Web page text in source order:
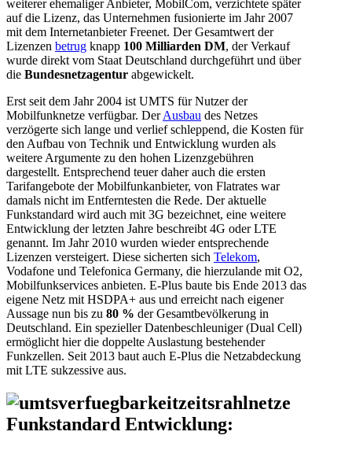
weiterer ehemaliger Anbieter, MobilCom, verzichtete später
auf die Lizenz, das Unternehmen fusionierte im Jahr 2007
mit dem InternetanbieterFreenet. Der Gesamtwert der
Lizenzen betrug knapp 100 Milliarden DM, der Verkauf
wurde direkt vom Staat Deutschland durchgeführt und über
die Bundesnetzagentur abgewickelt.
Erst seit dem Jahr 2004 ist UMTS für Nutzer der
Mobilfunknetze verfügbar. DerAusbau des Netzes
verzögerte sich lange und verlief schleppend, die Kosten für
den Aufbau von Technik und Entwicklung wurden als
weitere Argumente zu den hohen Lizenzgebühren
dargestellt. Entsprechend teuer daher auch die ersten
Tarifangebote der Mobilfunkanbieter, von Flatrates war
damals nicht im Entferntesten die Rede. Der aktuelle
Funkstandard wird auch mit 3G bezeichnet, eine weitere
Entwicklung der letzten Jahre beschreibt 4G oder LTE
genannt. Im Jahr 2010 wurden wieder entsprechende
Lizenzen versteigert. Diese sicherten sich Telekom,
Vodafone und Telefonica Germany, die hierzulande mit O2,
Mobilfunkservices anbieten. E-Plus baute bis Ende 2013 das
eigene Netz mit HSDPA+ aus und erreicht nach eigener
Aussage nun bis zu 80 % der Gesamtbevölkerung in
Deutschland. Ein spezieller Datenbeschleuniger (Dual Cell)
ermöglicht hier die doppelte Auslastung bestehender
Funkzellen. Seit 2013 baut auch E-Plus die Netzabdeckung
mit LTE sukzessive aus.
Funkstandard Entwicklung: